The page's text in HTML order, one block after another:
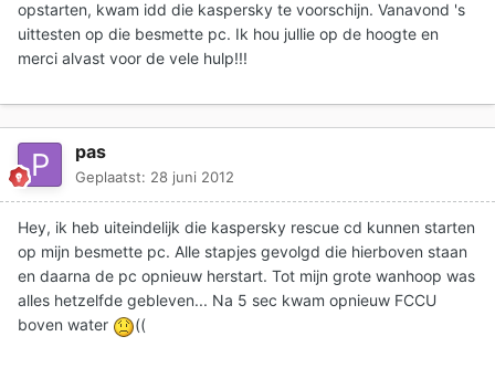
opstarten, kwam idd die kaspersky te voorschijn. Vanavond 's
uittesten op die besmette pc. Ik hou jullie op de hoogte en
merci alvast voor de vele hulp!!!
pas
Geplaatst: 28 juni 2012
Hey, ik heb uiteindelijk die kaspersky rescue cd kunnen starten
op mijn besmette pc. Alle stapjes gevolgd die hierboven staan
en daarna de pc opnieuw herstart. Tot mijn grote wanhoop was
alles hetzelfde gebleven... Na 5 sec kwam opnieuw FCCU
boven water
((